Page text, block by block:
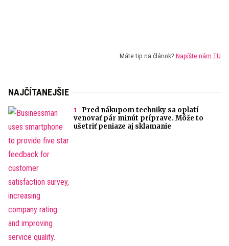
Máte tip na článok? Napíšte nám TU
NAJČÍTANEJŠIE
Pred nákupom techniky sa oplatí
venovať pár minút príprave. Môže to
ušetriť peniaze aj sklamanie